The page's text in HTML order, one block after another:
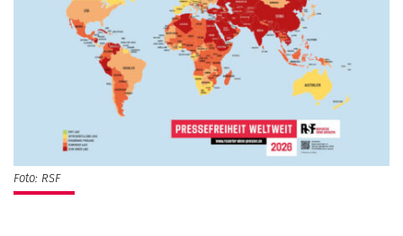
Foto: RSF